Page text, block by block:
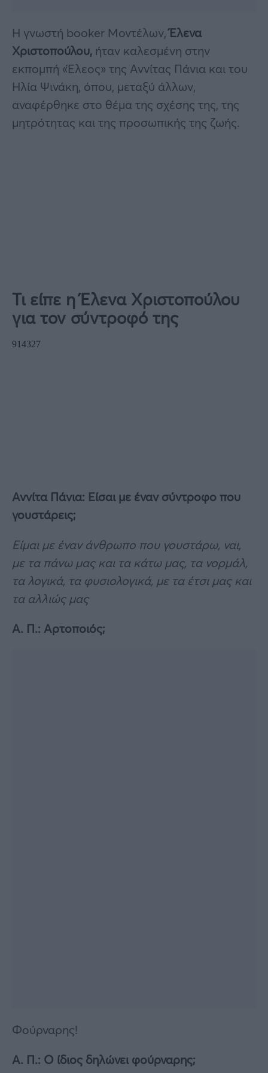
Η γνωστή booker Μοντέλων,Έλενα
Χριστοπούλου, ήταν καλεσμένη στην
εκπομπή «Έλεος» της Αννίτας Πάνια και του
Ηλία Ψινάκη, όπου, μεταξύ άλλων,
αναφέρθηκε στο θέμα της σχέσης της, της
μητρότητας και της προσωπικής της ζωής.
Τι είπε η Έλενα Χριστοπούλου
για τον σύντροφό της
Αννίτα Πάνια: Είσαι με έναν σύντροφο που
γουστάρεις;
Είμαι με έναν άνθρωπο που γουστάρω, ναι,
με τα πάνω μας και τα κάτω μας, τα νορμάλ,
τα λογικά, τα φυσιολογικά, με τα έτσι μας και
τα αλλιώς μας
Α. Π.: Αρτοποιός;
Φούρναρης!
Α. Π.: Ο ίδιος δηλώνει φούρναρης;